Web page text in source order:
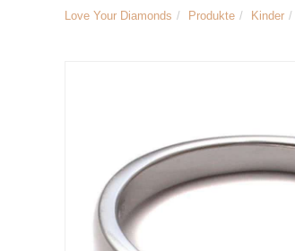
Love Your Diamonds Produkte Kinder